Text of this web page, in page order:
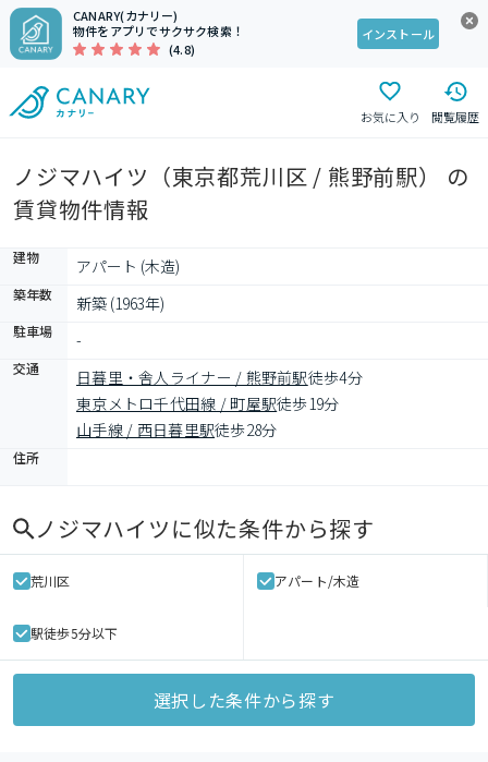
CANARY(カナリー)
物件をアプリでサクサク検索！
(4.8)
インストール
お気に入り 閲覧履歴
ノジマハイツ（東京都荒川区 / 熊野前駅） の
賃貸物件情報
建物 アパート (木造)
築年数 新築 (1963年)
駐車場 -
交通 日暮里・舎人ライナー / 熊野前駅徒歩4分
東京メトロ千代田線 / 町屋駅徒歩19分
山手線 / 西日暮里駅徒歩28分
住所
ノジマハイツに似た条件から探す
荒川区 アパート/木造
駅徒歩5分以下
選択した条件から探す